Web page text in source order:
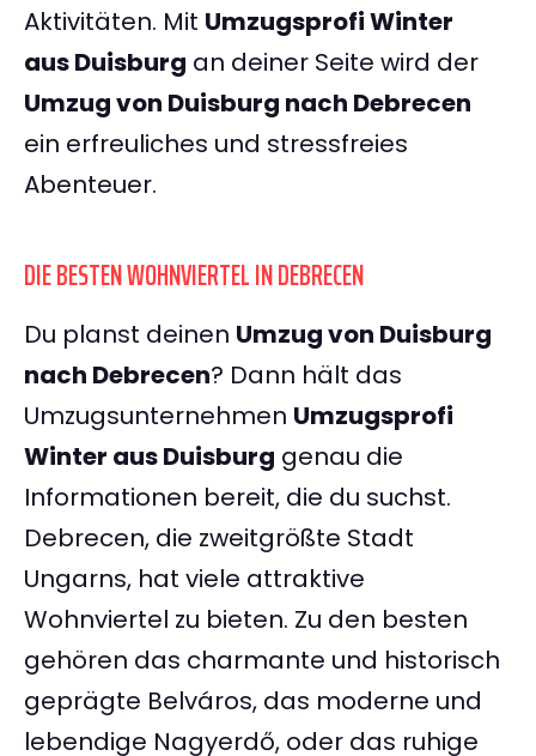
Aktivitäten. Mit Umzugsprofi Winter
aus Duisburg an deiner Seite wird der
Umzug von Duisburg nach Debrecen
ein erfreuliches und stressfreies
Abenteuer.
DIE BESTEN WOHNVIERTEL IN DEBRECEN
Du planst deinen Umzug von Duisburg
nach Debrecen? Dann hält das
Umzugsunternehmen Umzugsprofi
Winter aus Duisburg genau die
Informationen bereit, die du suchst.
Debrecen, die zweitgrößte Stadt
Ungarns, hat viele attraktive
Wohnviertel zu bieten. Zu den besten
gehören das charmante und historisch
geprägte Belváros, das moderne und
lebendige Nagyerdő, oder das ruhige